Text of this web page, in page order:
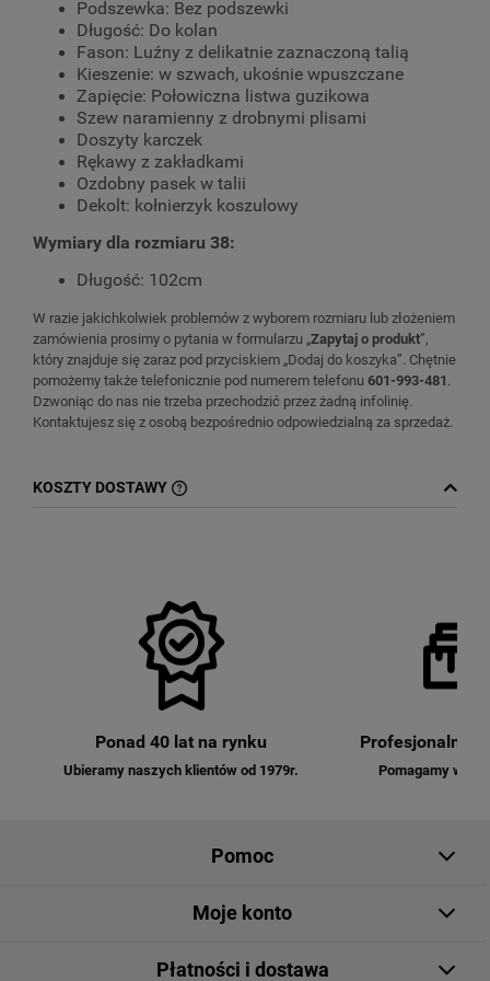
Podszewka: Bez podszewki
Długość: Do kolan
Fason: Luźny z delikatnie zaznaczoną talią
Kieszenie: w szwach, ukośnie wpuszczane
Zapięcie: Połowiczna listwa guzikowa
Szew naramienny z drobnymi plisami
Doszyty karczek
Rękawy z zakładkami
Ozdobny pasek w talii
Dekolt: kołnierzyk koszulowy
Wymiary dla rozmiaru 38:
Długość: 102cm
W razie jakichkolwiek problemów z wyborem rozmiaru lub złożeniem
zamówienia prosimy o pytania w formularzu „Zapytaj o produkt”,
który znajduje się zaraz pod przyciskiem „Dodaj do koszyka”. Chętnie
pomożemy także telefonicznie pod numerem telefonu 601-993-481 .
Dzwoniąc do nas nie trzeba przechodzić przez żadną infolinię.
Kontaktujesz się z osobą bezpośrednio odpowiedzialną za sprzedaż.
KOSZTY DOSTAWY
Ponad 40 lat na rynku
Ubieramy naszych klientów od 1979r.
Profesjonalna
Pomagamy w
Pomoc
Moje konto
Płatności i dostawa